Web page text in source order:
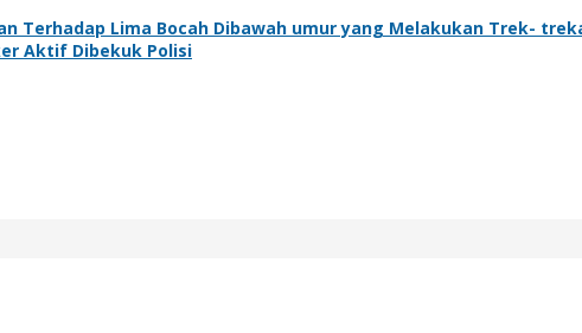
Terhadap Lima Bocah Dibawah umur yang Melakukan Trek-
Aktif Dibekuk Polisi